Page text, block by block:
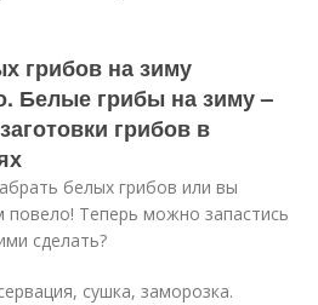
грибов на зиму
Белые грибы на зиму –
грибов в
белых грибов или вы
повело! Теперь можно запастись
сделать?
сушка, заморозка.